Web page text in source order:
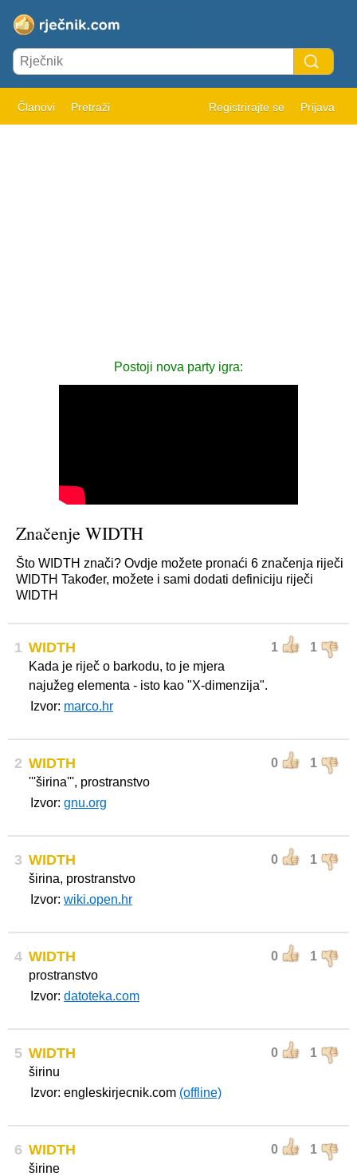
Članovi Pretraži Registrirajte se Prijava
Postoji nova party igra:
Značenje WIDTH
Što WIDTH znači? Ovdje možete pronaći 6 značenja riječi
WIDTH Također, možete i sami dodati definiciju riječi
WIDTH
1 1 1
WIDTH
Kada je riječ o barkodu, to je mjera
najužeg elementa - isto kao "X-dimenzija".
Izvor: marco.hr
2 0 1
WIDTH
'''širina''', prostranstvo
Izvor: gnu.org
3 0 1
WIDTH
širina, prostranstvo
Izvor: wiki.open.hr
4 0 1
WIDTH
prostranstvo
Izvor: datoteka.com
5 0 1
WIDTH
širinu
Izvor: engleskirjecnik.com (offline)
6 0 1
WIDTH
širine